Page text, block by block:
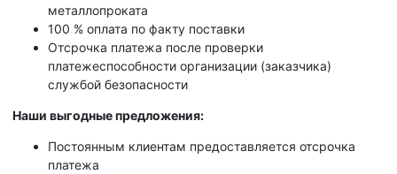
металлопроката
100 % оплата по факту поставки
Отсрочка платежа после проверки
платежеспособности организации (заказчика)
службой безопасности
Наши выгодные предложения:
Постоянным клиентам предоставляется отсрочка
платежа